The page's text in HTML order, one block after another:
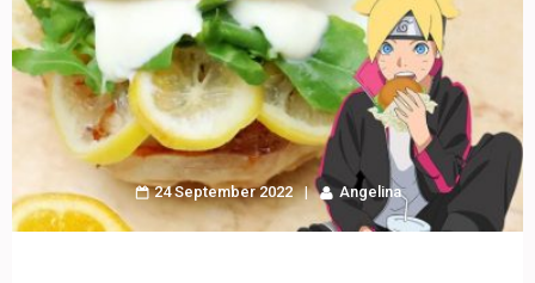
24 September 2022 Angelina